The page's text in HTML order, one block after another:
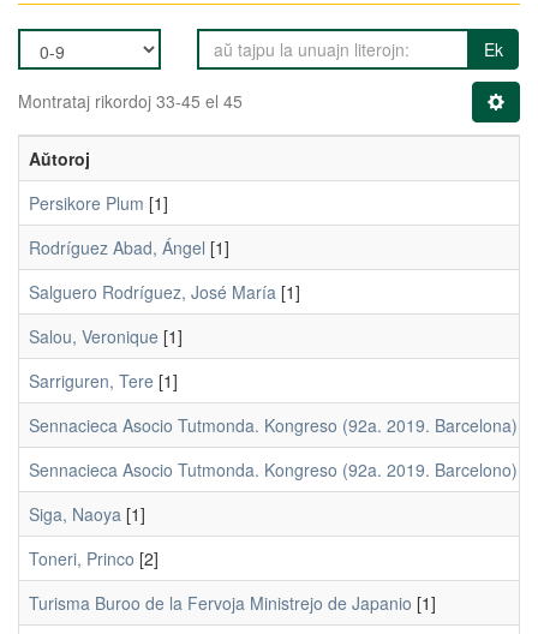
Ek
Montrataj rikordoj 33-45 el 45
Aŭtoroj
Persikore Plum [1]
Rodríguez Abad, Ángel [1]
Salguero Rodríguez, José María [1]
Salou, Veronique [1]
Sarriguren, Tere [1]
Sennacieca Asocio Tutmonda. Kongreso (92a. 2019. Barcelona)
Sennacieca Asocio Tutmonda. Kongreso (92a. 2019. Barcelono)
Siga, Naoya [1]
Toneri, Princo [2]
Turisma Buroo de la Fervoja Ministrejo de Japanio [1]